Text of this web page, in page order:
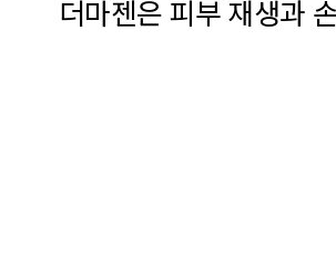
더마젠은 피부 재생과